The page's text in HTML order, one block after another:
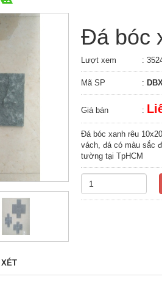
Đá bóc
Lượt xem :
Mã SP :
Giá bán :
Đá bóc xanh rêu
vách, đá có màu sắc
tường tại TpHCM
XÉT